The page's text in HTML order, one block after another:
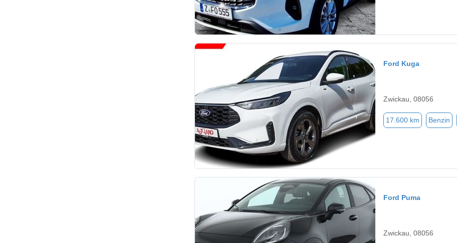
Ford Kuga
Zwickau, 08056
17.600 km Benzin
Ford Puma
Zwickau, 08056